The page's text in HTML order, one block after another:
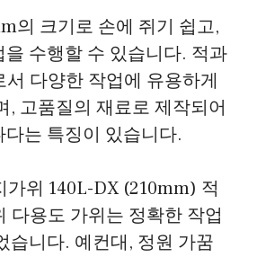
의 크기로 손에 쥐기 쉽고,
수행할 수 있습니다. 적과
다양한 작업에 유용하게
, 고품질의 재료로 제작되어
는 특징이 있습니다.
가위 140L-DX (210mm) 적
다용도 가위는 정확한 작업
습니다. 예컨대, 정원 가꿈